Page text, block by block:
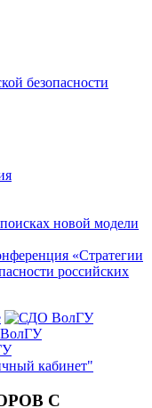
безопасности
новой модели
«Стратегии
российских
ВолГУ
кабинет"
С